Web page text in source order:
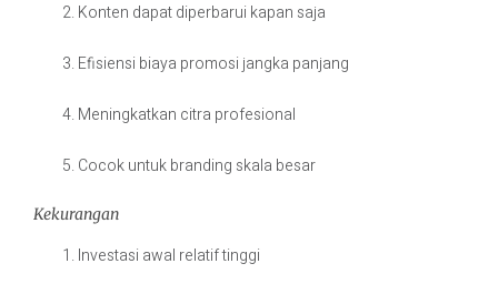
Konten dapat diperbarui kapan saja
Efisiensi biaya promosi jangka panjang
Meningkatkan citra profesional
Cocok untuk branding skala besar
Kekurangan
Investasi awal relatif tinggi